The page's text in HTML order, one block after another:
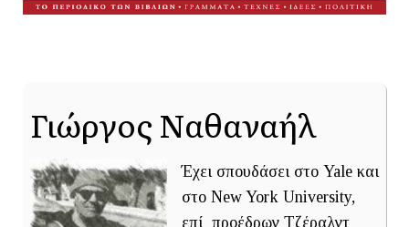
Γιώργος Ναθαναήλ
Έχει σπουδάσει στο Yale και
στο New York University,
επί προέδρων Τζέραλντ